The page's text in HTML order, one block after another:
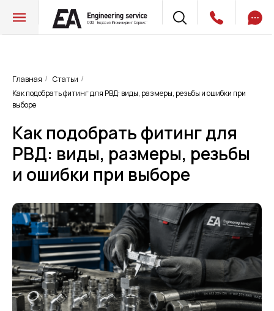
Главная / Статьи /
Как подобрать фитинг для РВД: виды, размеры, резьбы и ошибки при
выборе
Как подобрать фитинг для
РВД: виды, размеры, резьбы
и ошибки при выборе